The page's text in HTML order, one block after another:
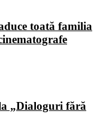
toată familia
„Dialoguri fără